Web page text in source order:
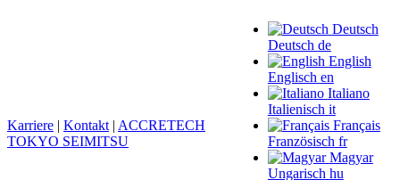
Deutsch
Deutsch de
English
Englisch en
Italiano
Italienisch it
Français
Französisch fr
Magyar
Ungarisch hu
Karriere | Kontakt | ACCRETECH
TOKYO SEIMITSU